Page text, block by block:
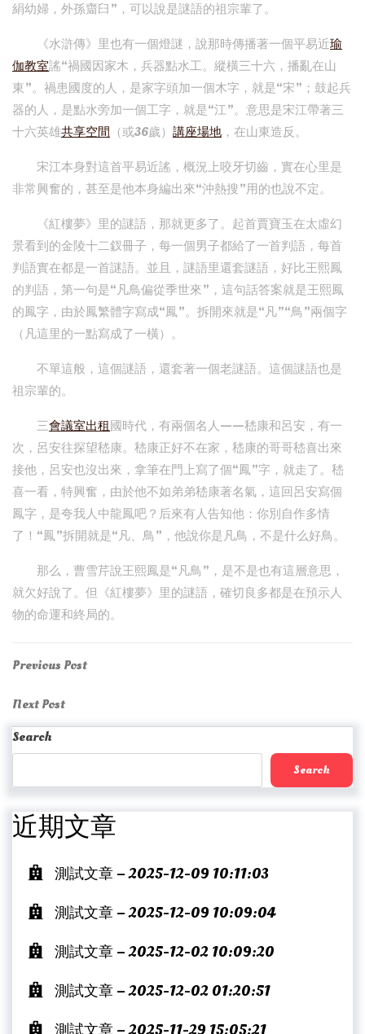
絹幼婦，外孫齏臼”，可以說是謎語的祖宗輩了。
《水滸傳》里也有一個燈謎，說那時傳播著一個平易近瑜
伽教室謠“禍國因家木，兵器點水工。縱橫三十六，播亂在山
東”。禍患國度的人，是家字頭加一個木字，就是“宋”；鼓起兵
器的人，是點水旁加一個工字，就是“江”。意思是宋江帶著三
十六英雄共享空間 （或36歲） 講座場地 ，在山東造反。
宋江本身對這首平易近謠，概況上咬牙切齒，實在心里是
非常興奮的，甚至是他本身編出來“沖熱搜”用的也說不定。
《紅樓夢》里的謎語，那就更多了。起首賈寶玉在太虛幻
景看到的金陵十二釵冊子，每一個男子都給了一首判語，每首
判語實在都是一首謎語。並且，謎語里還套謎語，好比王熙鳳
的判語，第一句是“凡鳥偏從季世來”，這句話答案就是王熙鳳
的鳳字，由於鳳繁體字寫成“鳳”。拆開來就是“凡”“鳥”兩個字
（凡這里的一點寫成了一橫）。
不單這般，這個謎語，還套著一個老謎語。這個謎語也是
祖宗輩的。
三會議室出租國時代，有兩個名人——嵇康和呂安，有一
次，呂安往探望嵇康。嵇康正好不在家，嵇康的哥哥嵇喜出來
接他，呂安也沒出來，拿筆在門上寫了個“鳳”字，就走了。嵇
喜一看，特興奮，由於他不如弟弟嵇康著名氣，這回呂安寫個
鳳字，是夸我人中龍鳳吧？后來有人告知他：你別自作多情
了！“鳳”拆開就是“凡、鳥”，他說你是凡鳥，不是什么好鳥。
那么，曹雪芹說王熙鳳是“凡鳥”，是不是也有這層意思，
就欠好說了。但《紅樓夢》里的謎語，確切良多都是在預示人
物的命運和終局的。
Post
navigation
Previous
Previous Post
Next
Post
Next Post
Search
Search
近期文章
測試文章 – 2025-12-09 10:11:03
測試文章 – 2025-12-09 10:09:04
測試文章 – 2025-12-02 10:09:20
測試文章 – 2025-12-02 01:20:51